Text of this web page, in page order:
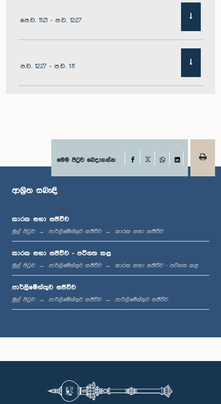
පෙ.ව. 11:21 - ප.ව. 12:27
ප.ව. 12:27 - ප.ව. 1:11
ප.ව. 1:22 - ප.ව. 1:29
ප.ව. 1:36 - ප.ව. 1:44
ප.ව. 1:44 - ප.ව. 1:53
ප.ව. 2:05 - ප.ව. 2:15
මෙම පිටුව බෙදාගන්න Facebook
WhatsApp
LinkedIn
ආශ්‍රිත සබැඳි
කාරක සභා සජීවීව
මුල් පිටුව පාර්ලිමේන්තුව සජීවීව කාරක සභා සජීවීව
කාරක සභා සජීවීව - පටිගත කළ
මුල් පිටුව පාර්ලිමේන්තුව සජීවීව කාරක සභා සජීවීව - පටිගත කළ
පාර්ලිමේන්තුව සජීවීව
මුල් පිටුව පාර්ලිමේන්තුව සජීවීව පාර්ලිමේන්තුව සජීවීව